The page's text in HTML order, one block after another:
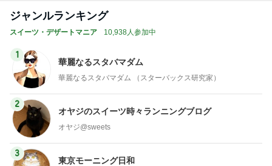
ジャンルランキング
スイーツ・デザートマニア 10,938人参加中
1
華麗なるスタバマダム
華麗なるスタバマダム （スターバックス研究家）
2
オヤジのスイーツ時々ランニングブログ
オヤジ@sweets
3
東京モーニング日和